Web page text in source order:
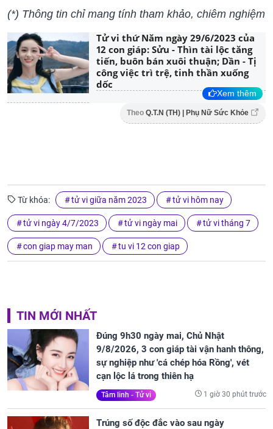
(*) Thông tin chỉ mang tính tham khảo, chiêm nghiệm
Tử vi thứ Năm ngày 29/6/2023 của
12 con giáp: Sửu - Thìn tài lộc tăng
tiến, buôn bán xuôi thuận; Dần - Tị
công việc trì trệ, tinh thần xuống
dốc
Xem thêm
Theo Q.T.N (TH) | Phụ Nữ Sức Khỏe
Từ khóa: tử vi giữa năm 2023 tử vi hôm nay
tử vi ngày 4/7/2023 tử vi ngày mai tử vi tháng 7
con giap may man tu vi 12 con giap
TIN MỚI NHẤT
Đúng 9h30 ngày mai, Chủ Nhật
9/8/2026, 3 con giáp tài vận hanh thông,
sự nghiệp như 'cá chép hóa Rồng', vét
cạn lộc lá trong thiên hạ
Tâm linh - Tử vi 1 giờ 30 phút trước
Trúng số độc đắc vào sau ngày